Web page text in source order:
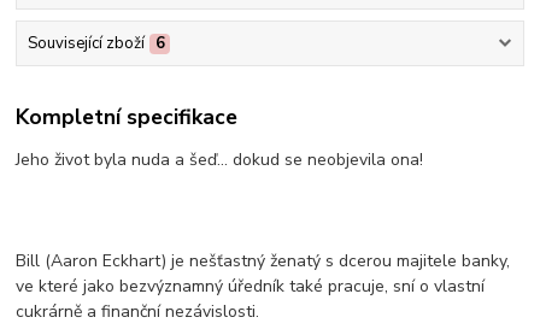
Související zboží 6
Kompletní specifikace
Jeho život byla nuda a šeď... dokud se neobjevila ona!
Bill (Aaron Eckhart) je nešťastný ženatý s dcerou majitele banky,
ve které jako bezvýznamný úředník také pracuje, sní o vlastní
cukrárně a finanční nezávislosti.